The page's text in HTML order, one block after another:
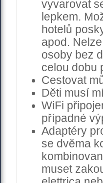
vyvarovat
lepkem.
hotelů
apod.
osoby bez
celou dobu
Cestovat
Děti musí
WiFi
případné
Adaptéry
se dvěma
muset